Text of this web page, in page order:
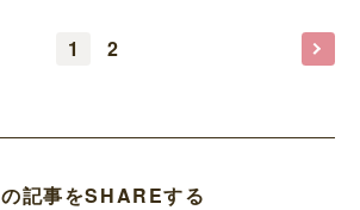
1 2
記事をSHAREする